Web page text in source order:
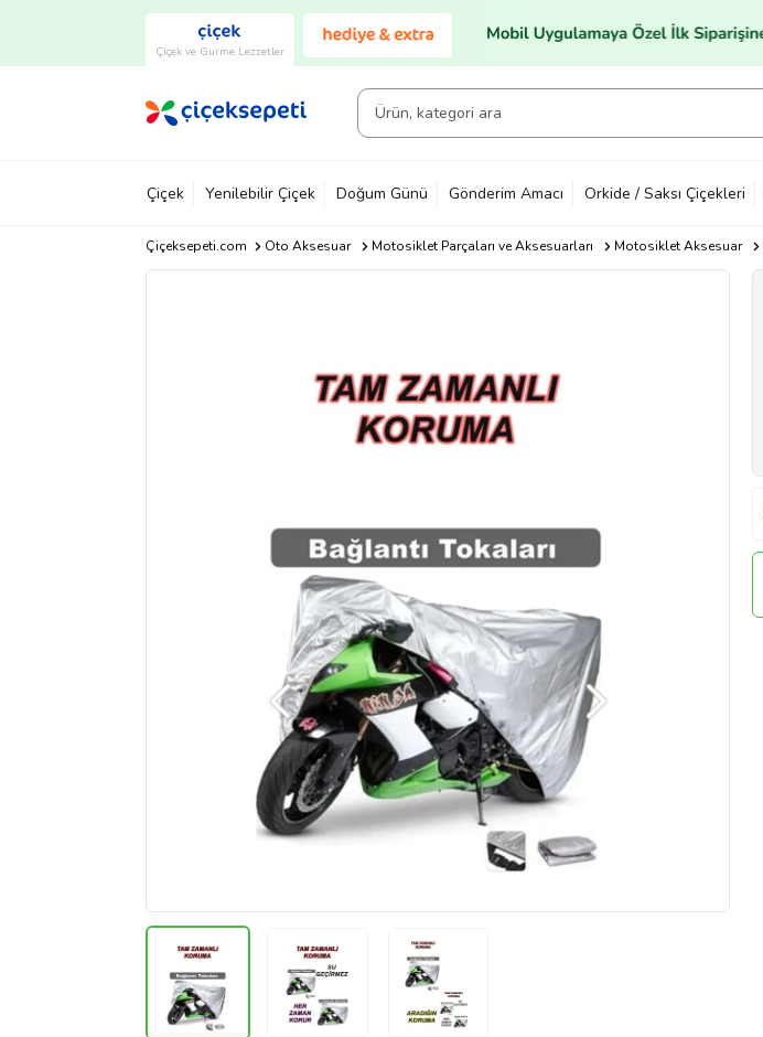
Çiçek ve Gurme Lezzetler
Çiçek Yenilebilir Çiçek Doğum Günü Gönderim Amacı Orkide / Saksı Çiçekleri
Çiçeksepeti.com Oto Aksesuar Motosiklet Parçaları ve Aksesuarları Motosiklet Aksesuar